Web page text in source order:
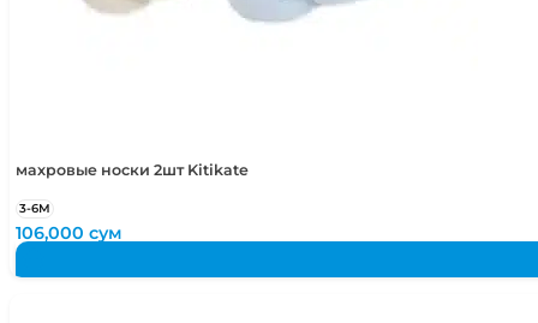
махровые носки 2шт Kitikate
3-6М
106,000сум